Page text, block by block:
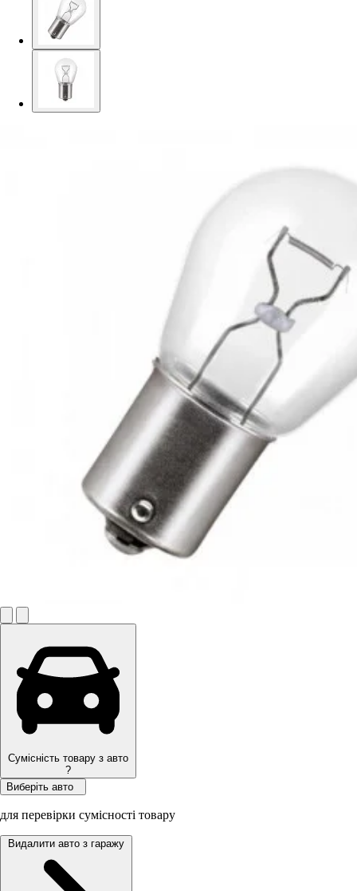
Сумісність товару з авто
?
Виберіть авто
для перевірки сумісності товару
Видалити авто з гаражу